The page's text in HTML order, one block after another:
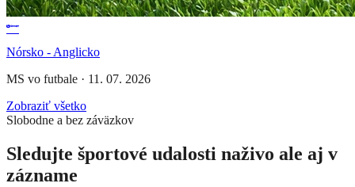
Nórsko - Anglicko
MS vo futbale · 11. 07. 2026
Zobraziť všetko
Slobodne a bez záväzkov
Sledujte športové udalosti naživo ale aj v
zázname